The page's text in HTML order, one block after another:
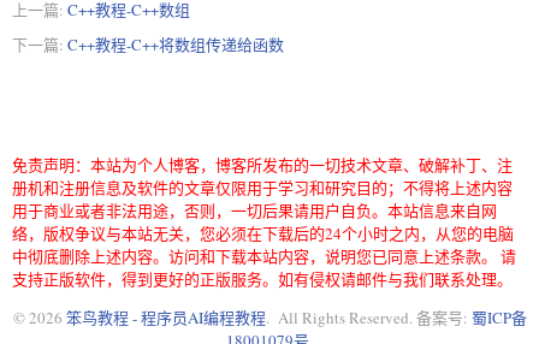
上一篇: C++教程-C++数组
下一篇: C++教程-C++将数组传递给函数
免责声明：本站为个人博客，博客所发布的一切技术文章、破解补丁、注
册机和注册信息及软件的文章仅限用于学习和研究目的；不得将上述内容
用于商业或者非法用途，否则，一切后果请用户自负。本站信息来自网
络，版权争议与本站无关，您必须在下载后的24个小时之内，从您的电脑
中彻底删除上述内容。访问和下载本站内容，说明您已同意上述条款。 请
支持正版软件，得到更好的正版服务。如有侵权请邮件与我们联系处理。
© 2026 笨鸟教程 - 程序员AI编程教程. All Rights Reserved. 备案号: 蜀ICP备